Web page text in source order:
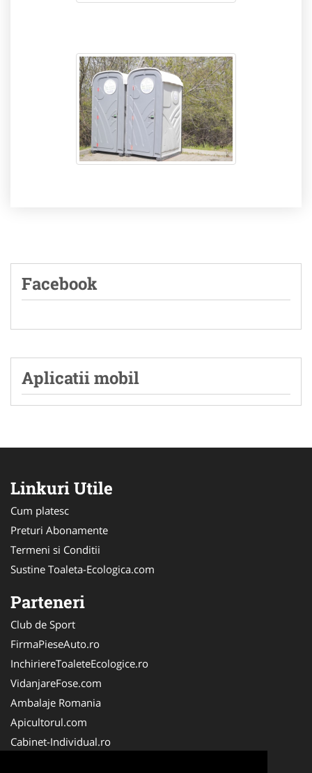
Facebook
Aplicatii mobil
Linkuri Utile
Cum platesc
Preturi Abonamente
Termeni si Conditii
Sustine Toaleta-Ecologica.com
Parteneri
Club de Sport
FirmaPieseAuto.ro
InchiriereToaleteEcologice.ro
VidanjareFose.com
Ambalaje Romania
Apicultorul.com
Cabinet-Individual.ro